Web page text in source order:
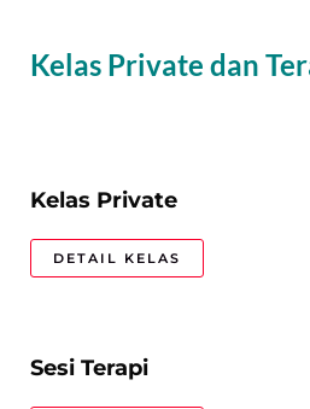
Kelas Private dan
Kelas Private
DETAIL KELAS
Sesi Terapi